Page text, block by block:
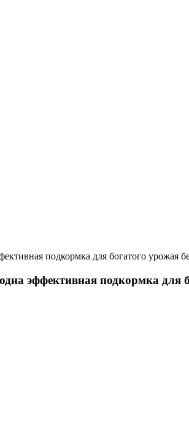
подкормка для богатого урожая
эффективная подкормка